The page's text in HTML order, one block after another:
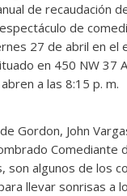
de recaudación
de
27 de abril en el
en 450 NW 37
a las 8:15 p. m.
Gordon, John
Comediante
son algunos de los
llevar sonrisas a